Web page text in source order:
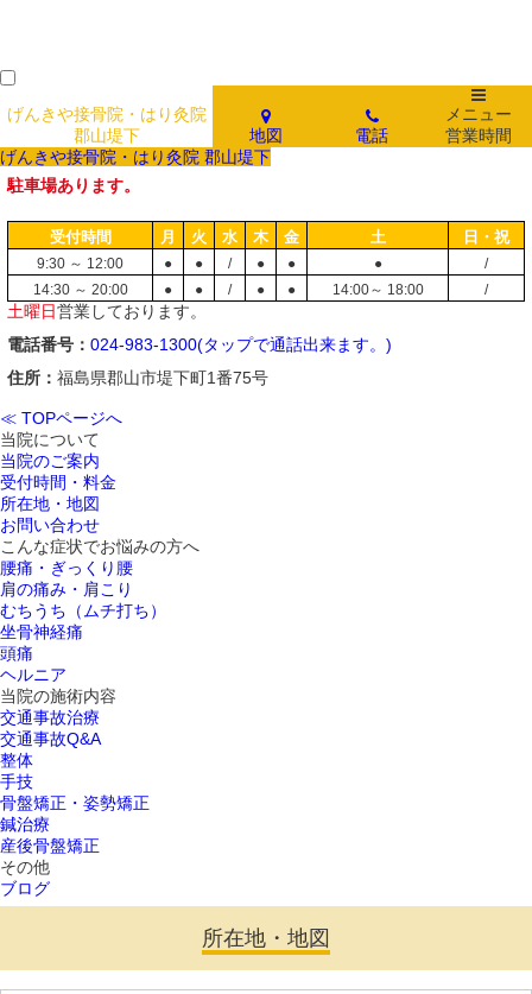
げんきや接骨院・はり灸院
郡山堤下
地図 電話
メニュー
営業時間
げんきや接骨院・はり灸院 郡山堤下
駐車場あります。
受付時間 月 火 水 木 金 土 日・祝
9:30 ～ 12:00 ● ● / ● ● ●
/
14:30 ～ 20:00
● ● / ● ● 14:00～ 18:00 /
土曜日営業しております。
電話番号： 024-983-1300(タップで通話出来ます。)
住所： 福島県郡山市堤下町1番75号
≪ TOPページへ
当院について
当院のご案内
受付時間・料金
所在地・地図
お問い合わせ
こんな症状でお悩みの方へ
腰痛・ぎっくり腰
肩の痛み・肩こり
むちうち（ムチ打ち）
坐骨神経痛
頭痛
ヘルニア
当院の施術内容
交通事故治療
交通事故Q&A
整体
手技
骨盤矯正・姿勢矯正
鍼治療
産後骨盤矯正
その他
ブログ
所在地・地図